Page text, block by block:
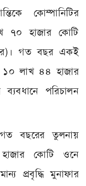
কোম্পানিটির
৭০ হাজার কোটি
গত বছর একই
১০ লাখ ৪৪ হাজার
পরিচালন
বছরের তুলনায়
কোটি ওনে
প্রবৃদ্ধি মুনাফার